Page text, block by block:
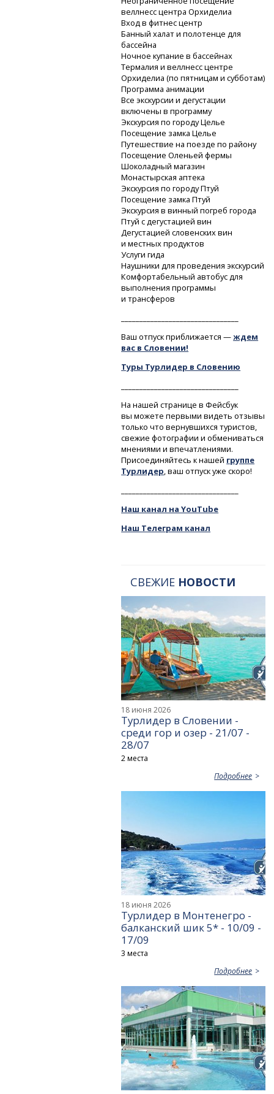
веллнесс центра Орхиделиа
Вход в фитнес центр
Банный халат и полотенце для
бассейна
Ночное купание в бассейнах
Термалия и веллнесс центре
Орхиделиа (по пятницам и субботам)
Программа анимации
Все экскурсии и дегустации
включены в программу
Экскурсия по городу Целье
Посещение замка Целье
Путешествие на поезде по району
Посещение Оленьей фермы
Шоколадный магазин
Монастырская аптека
Экскурсия по городу Птуй
Посещение замка Птуй
Экскурсия в винный погреб города
Птуй с дегустацией вин
Дегустацией словенских вин
и местных продуктов
Услуги гида
Наушники для проведения экскурсий
Комфортабельный автобус для
выполнения программы
и трансферов
Ваш отпуск приближается —ждем
вас в Словении!
Туры Турлидер в Словению
На нашей странице в Фейсбук
вы можете первыми видеть отзывы
только что вернувшихся туристов,
свежие фотографии и обмениваться
мнениями и впечатлениями.
Присоединяйтесь к нашей группе
Турлидер, ваш отпуск уже скоро!
Наш канал на YouTube
Наш Телеграм канал
СВЕЖИЕ НОВОСТИ
18 июня 2026
Турлидер в Словении -
среди гор и озер - 21/07 -
28/07
2 места
Подробнее
18 июня 2026
Турлидер в Монтенегро -
балканский шик 5* - 10/09 -
17/09
3 места
Подробнее